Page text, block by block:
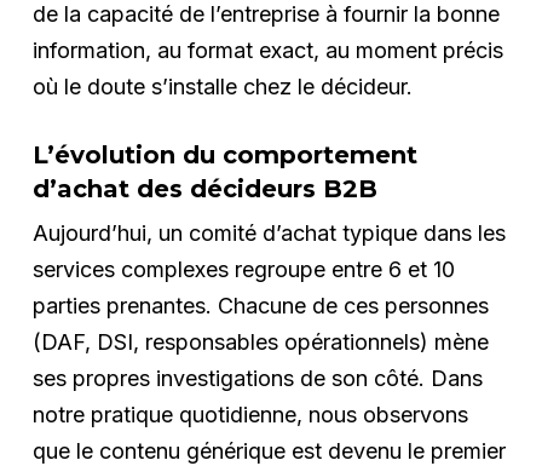
de la capacité de l’entreprise à fournir la bonne
information, au format exact, au moment précis
où le doute s’installe chez le décideur.
L’évolution du comportement
d’achat des décideurs B2B
Aujourd’hui, un comité d’achat typique dans les
services complexes regroupe entre 6 et 10
parties prenantes. Chacune de ces personnes
(DAF, DSI, responsables opérationnels) mène
ses propres investigations de son côté. Dans
notre pratique quotidienne, nous observons
que le contenu générique est devenu le premier